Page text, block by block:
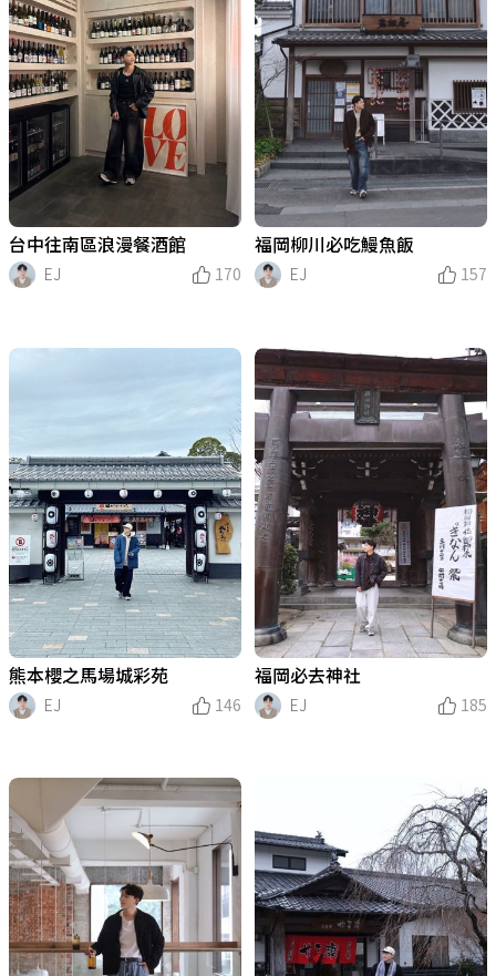
台中往南區浪漫餐酒館
EJ
170
福岡柳川必吃鰻魚飯
EJ
157
熊本櫻之馬場城彩苑
EJ
146
福岡必去神社
EJ
185